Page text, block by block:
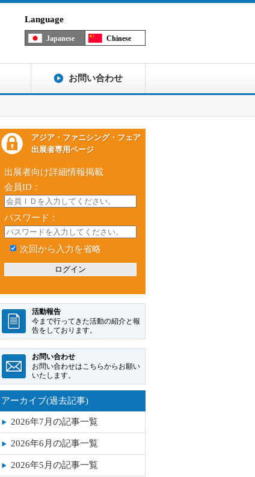
Language
Japanese Chinese
お問い合わせ
アジア・ファニシング・フェア
出展者専用ページ
出展者向け詳細情報掲載
会員ID：
パスワード：
次回から入力を省略
アーカイブ(過去記事)